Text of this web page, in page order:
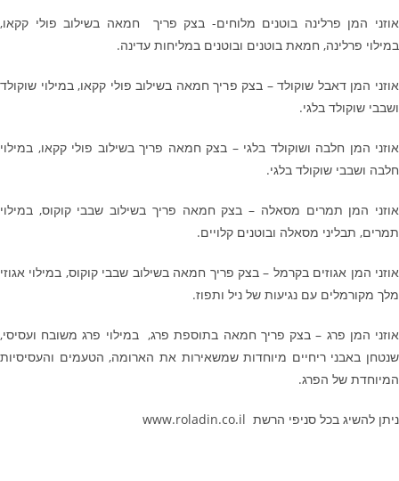
אוזני המן פרלינה בוטנים מלוחים- בצק פריך חמאה בשילוב פולי קקאו,
במילוי פרלינה, חמאת בוטנים ובוטנים במליחות עדינה.
אוזני המן דאבל שוקולד – בצק פריך חמאה בשילוב פולי קקאו, במילוי שוקולד
ושבבי שוקולד בלגי.
אוזני המן חלבה ושוקולד בלגי – בצק חמאה פריך בשילוב פולי קקאו, במילוי
חלבה ושבבי שוקולד בלגי.
אוזני המן תמרים מסאלה – בצק חמאה פריך בשילוב שבבי קוקוס, במילוי
תמרים, תבליני מסאלה ובוטנים קלויים.
אוזני המן אגוזים בקרמל – בצק פריך חמאה בשילוב שבבי קוקוס, במילוי אגוזי
מלך מקורמלים עם נגיעות של ניל ותפוז.
אוזני המן פרג – בצק פריך חמאה בתוספת פרג, במילוי פרג משובח ועסיסי,
שנטחן באבני ריחיים מיוחדות שמשאירות את הארומה, הטעמים והעסיסיות
המיוחדת של הפרג.
ניתן להשיג בכל סניפי הרשת www.roladin.co.il